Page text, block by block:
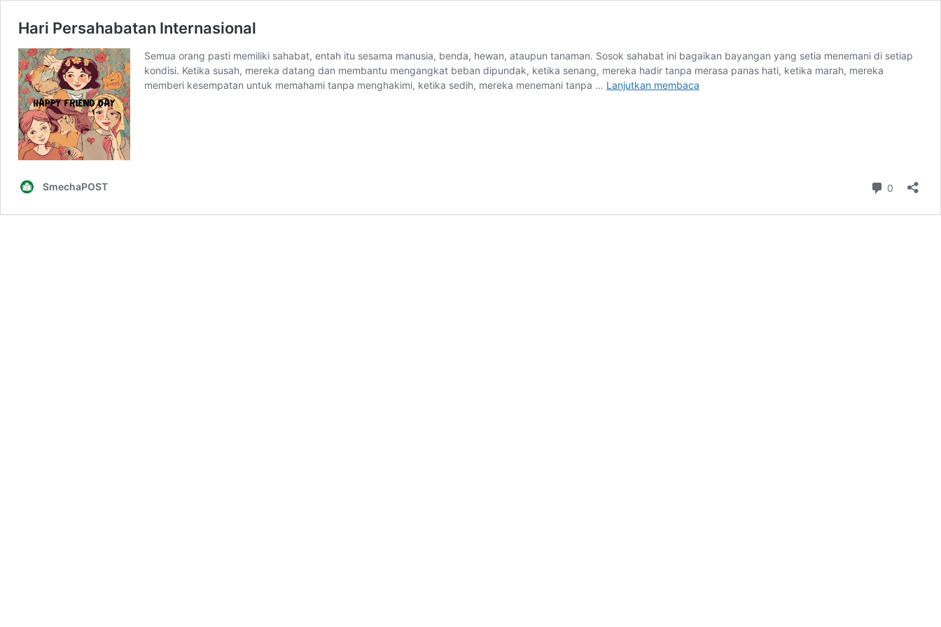
Hari Persahabatan Internasional
Semua orang pasti memiliki sahabat, entah itu sesama manusia, benda, hewan, ataupun tanaman. Sosok sahabat ini bagaikan bayangan yang setia menemani di setiap
kondisi. Ketika susah, mereka datang dan membantu mengangkat beban dipundak, ketika senang, mereka hadir tanpa merasa panas hati, ketika marah, mereka
memberi kesempatan untuk memahami tanpa menghakimi, ketika sedih, mereka menemani tanpa … Lanjutkan membaca
SmechaPOST 0 Komentar